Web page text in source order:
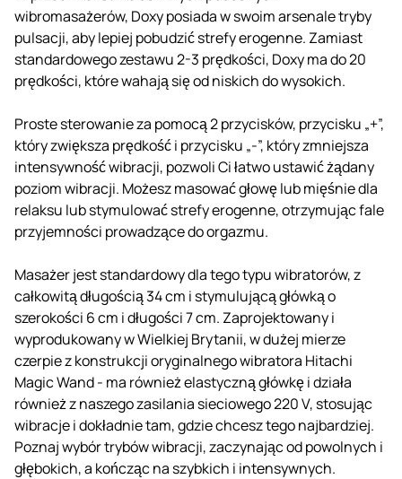
wibromasażerów, Doxy posiada w swoim arsenale tryby
pulsacji, aby lepiej pobudzić strefy erogenne. Zamiast
standardowego zestawu 2-3 prędkości, Doxy ma do 20
prędkości, które wahają się od niskich do wysokich.
Proste sterowanie za pomocą 2 przycisków, przycisku „+”,
który zwiększa prędkość i przycisku „-”, który zmniejsza
intensywność wibracji, pozwoli Ci łatwo ustawić żądany
poziom wibracji. Możesz masować głowę lub mięśnie dla
relaksu lub stymulować strefy erogenne, otrzymując fale
przyjemności prowadzące do orgazmu.
Masażer jest standardowy dla tego typu wibratorów, z
całkowitą długością 34 cm i stymulującą główką o
szerokości 6 cm i długości 7 cm. Zaprojektowany i
wyprodukowany w Wielkiej Brytanii, w dużej mierze
czerpie z konstrukcji oryginalnego wibratora Hitachi
Magic Wand - ma również elastyczną główkę i działa
również z naszego zasilania sieciowego 220 V, stosując
wibracje i dokładnie tam, gdzie chcesz tego najbardziej.
Poznaj wybór trybów wibracji, zaczynając od powolnych i
głębokich, a kończąc na szybkich i intensywnych.